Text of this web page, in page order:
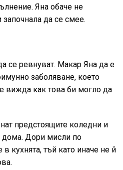
Яна обаче не
да се смее.
се ревнуват. Макар Яна да е
заболяване, което
вижда как това би могло да
предстоящите коледни и
дома. Дори мисли по
кухнята, тъй като иначе не й